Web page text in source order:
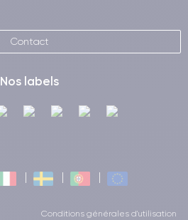
Contact
Nos labels
Conditions générales d'utilisation